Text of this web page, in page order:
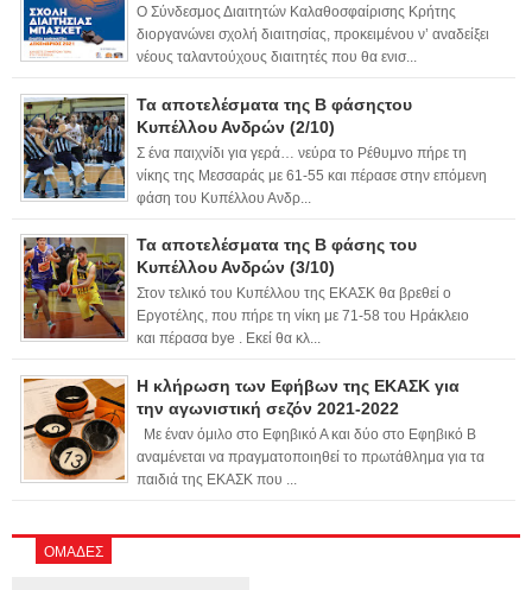
Ο Σύνδεσμος Διαιτητών Καλαθοσφαίρισης Κρήτης
διοργανώνει σχολή διαιτησίας, προκειμένου ν’ αναδείξει
νέους ταλαντούχους διαιτητές που θα ενισ...
Τα αποτελέσματα της Β φάσηςτου
Κυπέλλου Ανδρών (2/10)
Σ ένα παιχνίδι για γερά… νεύρα το Ρέθυμνο πήρε τη
νίκης της Μεσσαράς με 61-55 και πέρασε στην επόμενη
φάση του Κυπέλλου Ανδρ...
Τα αποτελέσματα της Β φάσης του
Κυπέλλου Ανδρών (3/10)
Στον τελικό του Κυπέλλου της ΕΚΑΣΚ θα βρεθεί ο
Εργοτέλης, που πήρε τη νίκη με 71-58 του Ηράκλειο
και πέρασα bye . Εκεί θα κλ...
Η κλήρωση των Εφήβων της ΕΚΑΣΚ για
την αγωνιστική σεζόν 2021-2022
Με έναν όμιλο στο Εφηβικό Α και δύο στο Εφηβικό Β
αναμένεται να πραγματοποιηθεί το πρωτάθλημα για τα
παιδιά της ΕΚΑΣΚ που ...
ΟΜΑΔΕΣ